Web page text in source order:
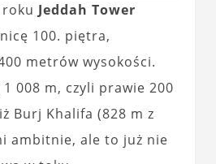
Jeddah Tower
100. piętra,
metrów wysokości.
008 m, czyli prawie 200
Burj Khalifa (828 m z
ambitnie, ale to już nie